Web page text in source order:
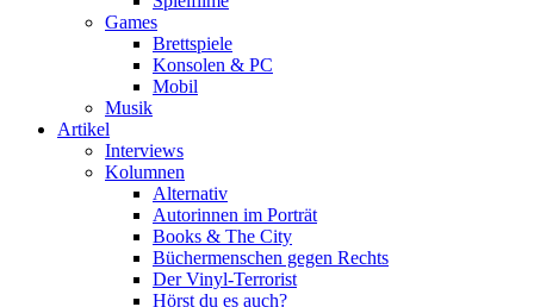
Games
Brettspiele
Konsolen & PC
Mobil
Musik
Artikel
Interviews
Kolumnen
Alternativ
Autorinnen im Porträt
Books & The City
Büchermenschen gegen Rechts
Der Vinyl-Terrorist
Hörst du es auch?